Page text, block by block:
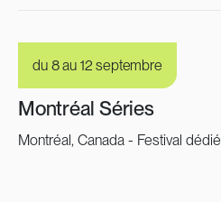
du 8 au 12 septembre
Montréal Séries
Montréal, Canada - Festival